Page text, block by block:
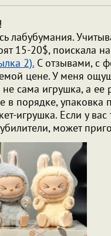
лабубумания.
15-20$, поискала
2). С отзывами, с
цене. У меня
не сама игрушка, а ее
в порядке, упаковка
игрушка. Если у
может